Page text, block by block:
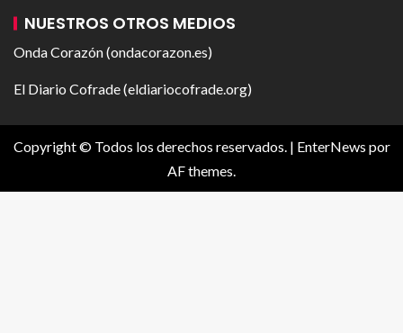
NUESTROS OTROS MEDIOS
Onda Corazón (ondacorazon.es)
El Diario Cofrade (eldiariocofrade.org)
Copyright © Todos los derechos reservados. | EnterNews por
AF themes.